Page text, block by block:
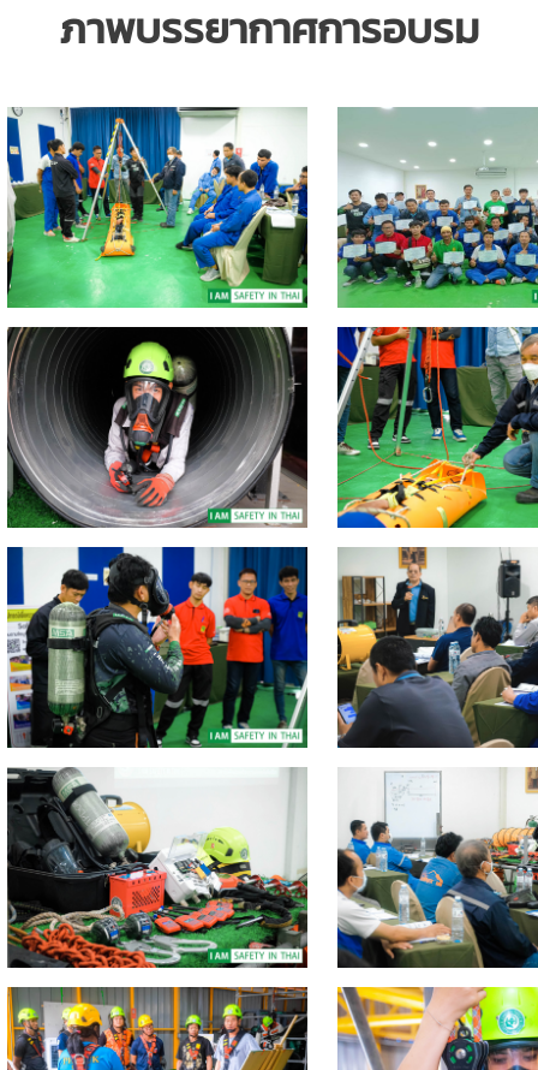
ภาพบรรยากาศการอบรม